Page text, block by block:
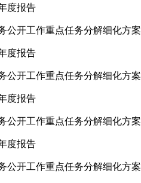
度报告
工作重点任务分解细化方案的通知
度报告
工作重点任务分解细化方案的通知
度报告
工作重点任务分解细化方案的通知
度报告
工作重点任务分解细化方案的通知